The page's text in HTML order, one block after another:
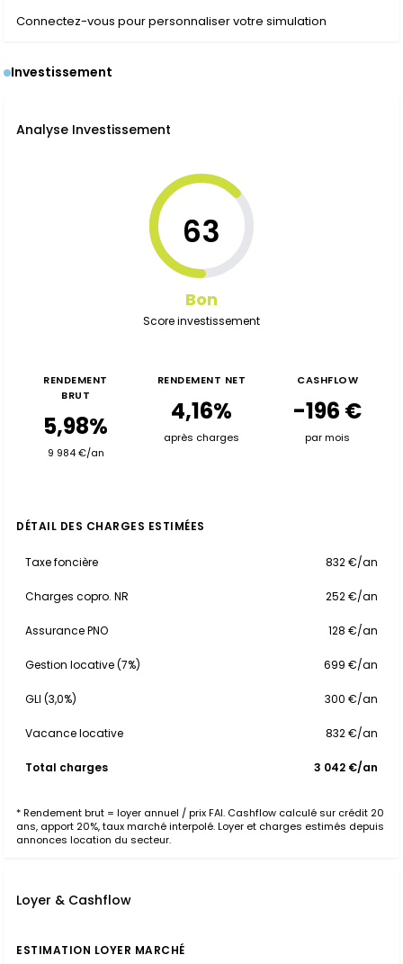
Connectez-vous pour personnaliser votre simulation
Investissement
Analyse Investissement
63
Bon
Score investissement
RENDEMENT
BRUT
5,98%
9 984 €/an
RENDEMENT NET
4,16%
après charges
CASHFLOW
-196 €
par mois
DÉTAIL DES CHARGES ESTIMÉES
Taxe foncière 832 €/an
Charges copro. NR 252 €/an
Assurance PNO 128 €/an
Gestion locative (7%) 699 €/an
GLI (3,0%) 300 €/an
Vacance locative 832 €/an
Total charges 3 042 €/an
* Rendement brut = loyer annuel / prix FAI. Cashflow calculé sur crédit 20
ans, apport 20%, taux marché interpolé. Loyer et charges estimés depuis
annonces location du secteur.
Loyer & Cashflow
ESTIMATION LOYER MARCHÉ